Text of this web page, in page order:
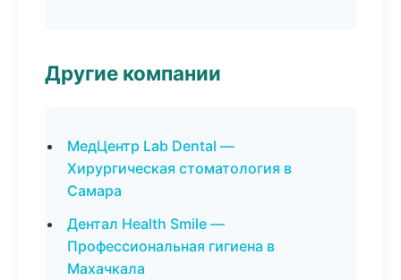
Другие компании
МедЦентр Lab Dental —
Хирургическая стоматология в
Самара
Дентал Health Smile —
Профессиональная гигиена в
Махачкала